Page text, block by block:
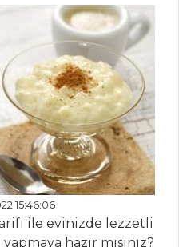
15:46:06
ile evinizde lezzetli
hazır mısınız?